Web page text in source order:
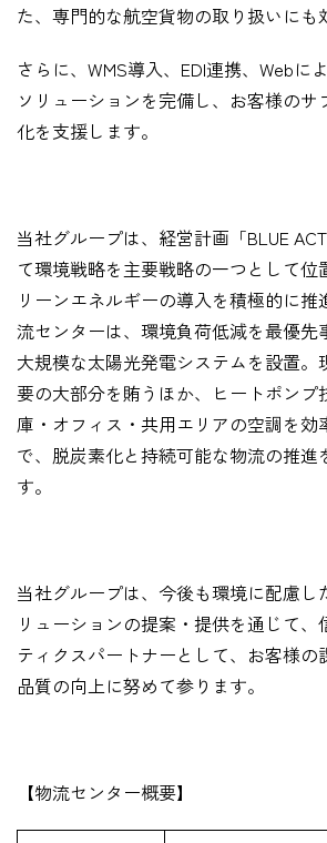
た、専門的な航空貨物の取り扱いにも
さらに、WMS導入、EDI連携、Webに
ソリューションを完備し、お客様のサ
化を支援します。
当社グループは、経営計画「BLUE
て環境戦略を主要戦略の一つとして位
リーンエネルギーの導入を積極的に
流センターは、環境負荷低減を最優先
大規模な太陽光発電システムを設置。
要の大部分を賄うほか、ヒートポンプ
庫・オフィス・共用エリアの空調を効
で、脱炭素化と持続可能な物流の推進
す。
当社グループは、今後も環境に配慮し
リューションの提案・提供を通じて、
ティクスパートナーとして、お客様の
品質の向上に努めて参ります。
【物流センター概要】